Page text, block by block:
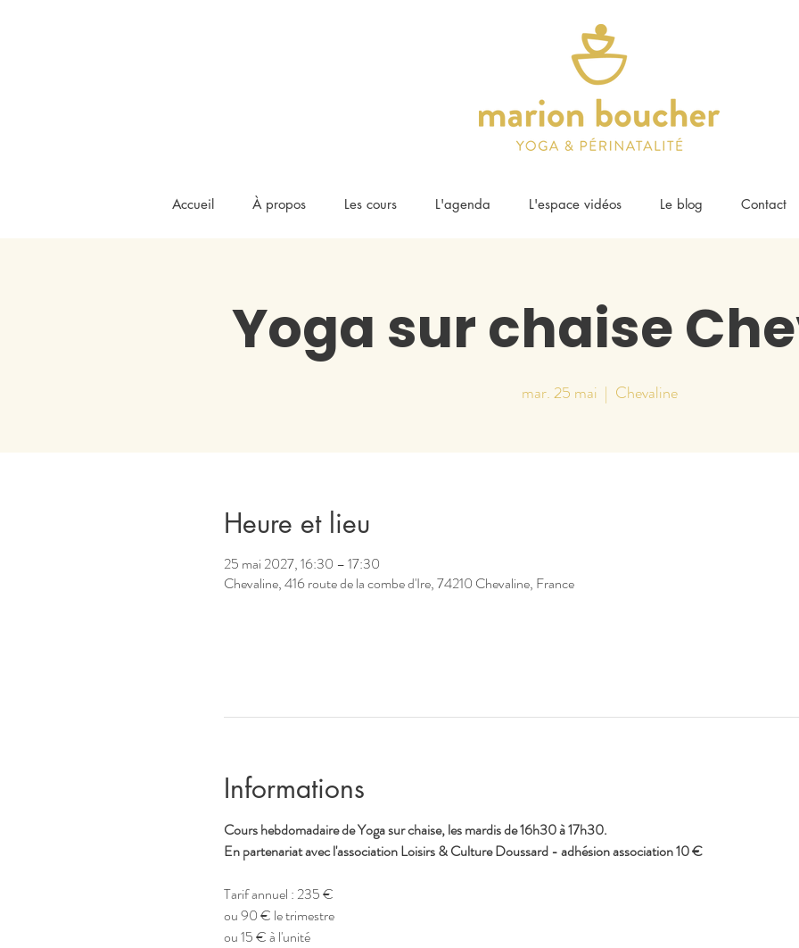
Accueil À propos Les cours L'agenda L'espace vidéos Le blog Contact
Yoga sur chaise
mar. 25 mai
  |
Chevaline
Heure et lieu
25 mai 2027, 16:30 – 17:30
Chevaline, 416 route de la combe d'Ire, 74210 Chevaline, France
Informations
Cours hebdomadaire de Yoga sur chaise, les mardis de 16h30 à 17h30.
En partenariat avec l'association Loisirs & Culture Doussard - adhésion association 10 €
Tarif annuel : 235 €
ou 90 € le trimestre
ou 15 € à l'unité